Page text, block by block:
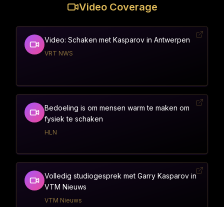
Video Coverage
Video: Schaken met Kasparov in Antwerpen
VRT NWS
Bedoeling is om mensen warm te maken om
fysiek te schaken
HLN
Volledig studiogesprek met Garry Kasparov in
VTM Nieuws
VTM Nieuws